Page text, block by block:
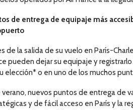
de entrega de equipaje más
de la salida de su vuelo en París-
pueden dejar su equipaje y
elección* o en uno de los muchos
verano, nuevos puntos de entrega de
y de fácil acceso en París y la